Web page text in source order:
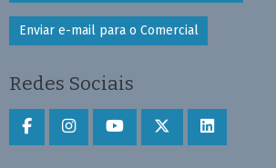
Enviar e-mail para o Comercial
Redes Sociais